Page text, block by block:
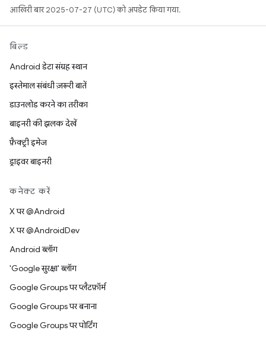
आखिरी बार 2025-07-27 (UTC) को अपडेट किया गया.
बिल्ड
Android डेटा संग्रह स्थान
इस्तेमाल संबंधी ज़रूरी बातें
डाउनलोड करने का तरीका
बाइनरी की झलक देखें
फ़ैक्ट्री इमेज
ड्राइवर बाइनरी
कनेक्ट करें
X पर @Android
X पर @AndroidDev
Android ब्लॉग
'Google सुरक्षा' ब्लॉग
Google Groups पर प्लैटफ़ॉर्म
Google Groups पर बनाना
Google Groups पर पोर्टिंग